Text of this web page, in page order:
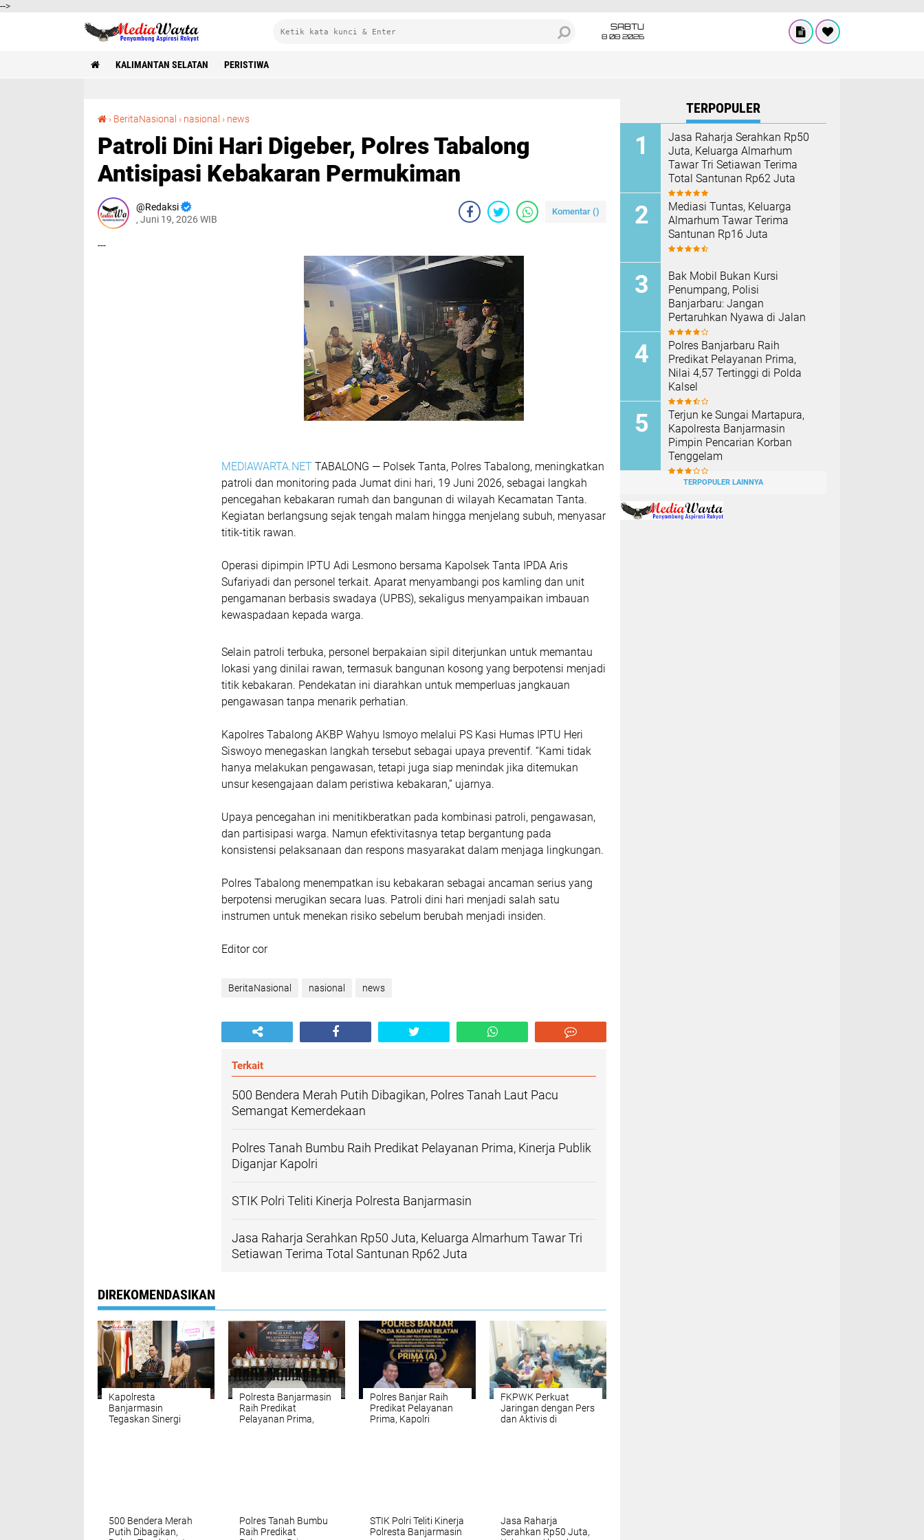
-->
SABTU
8 08 2026
KALIMANTAN SELATAN PERISTIWA
› BeritaNasional › nasional › news
Patroli Dini Hari Digeber, Polres Tabalong
Antisipasi Kebakaran Permukiman
Redaksi
, Juni 19, 2026 WIB
Komentar ()
---
MEDIAWARTA.NET TABALONG — Polsek Tanta, Polres Tabalong, meningkatkan
patroli dan monitoring pada Jumat dini hari, 19 Juni 2026, sebagai langkah
pencegahan kebakaran rumah dan bangunan di wilayah Kecamatan Tanta.
Kegiatan berlangsung sejak tengah malam hingga menjelang subuh, menyasar
titik-titik rawan.
Operasi dipimpin IPTU Adi Lesmono bersama Kapolsek Tanta IPDA Aris
Sufariyadi dan personel terkait. Aparat menyambangi pos kamling dan unit
pengamanan berbasis swadaya (UPBS), sekaligus menyampaikan imbauan
kewaspadaan kepada warga.
Selain patroli terbuka, personel berpakaian sipil diterjunkan untuk memantau
lokasi yang dinilai rawan, termasuk bangunan kosong yang berpotensi menjadi
titik kebakaran. Pendekatan ini diarahkan untuk memperluas jangkauan
pengawasan tanpa menarik perhatian.
Kapolres Tabalong AKBP Wahyu Ismoyo melalui PS Kasi Humas IPTU Heri
Siswoyo menegaskan langkah tersebut sebagai upaya preventif. “Kami tidak
hanya melakukan pengawasan, tetapi juga siap menindak jika ditemukan
unsur kesengajaan dalam peristiwa kebakaran,” ujarnya.
Upaya pencegahan ini menitikberatkan pada kombinasi patroli, pengawasan,
dan partisipasi warga. Namun efektivitasnya tetap bergantung pada
konsistensi pelaksanaan dan respons masyarakat dalam menjaga lingkungan.
Polres Tabalong menempatkan isu kebakaran sebagai ancaman serius yang
berpotensi merugikan secara luas. Patroli dini hari menjadi salah satu
instrumen untuk menekan risiko sebelum berubah menjadi insiden.
Editor cor
BeritaNasional nasional news
Terkait
500 Bendera Merah Putih Dibagikan, Polres Tanah Laut Pacu
Semangat Kemerdekaan
Polres Tanah Bumbu Raih Predikat Pelayanan Prima, Kinerja Publik
Diganjar Kapolri
STIK Polri Teliti Kinerja Polresta Banjarmasin
Jasa Raharja Serahkan Rp50 Juta, Keluarga Almarhum Tawar Tri
Setiawan Terima Total Santunan Rp62 Juta
DIREKOMENDASIKAN
Kapolresta
Banjarmasin
Tegaskan Sinergi
Polresta Banjarmasin
Raih Predikat
Pelayanan Prima,
Polres Banjar Raih
Predikat Pelayanan
Prima, Kapolri
FKPWK Perkuat
Jaringan dengan Pers
dan Aktivis di
500 Bendera Merah
Putih Dibagikan,
Polres Tanah Bumbu
Raih Predikat
STIK Polri Teliti Kinerja
Polresta Banjarmasin
Jasa Raharja
Serahkan Rp50 Juta,
TERPOPULER
Jasa Raharja Serahkan Rp50
Juta, Keluarga Almarhum
Tawar Tri Setiawan Terima
Total Santunan Rp62 Juta
Mediasi Tuntas, Keluarga
Almarhum Tawar Terima
Santunan Rp16 Juta
Bak Mobil Bukan Kursi
Penumpang, Polisi
Banjarbaru: Jangan
Pertaruhkan Nyawa di Jalan
Polres Banjarbaru Raih
Predikat Pelayanan Prima,
Nilai 4,57 Tertinggi di Polda
Kalsel
Terjun ke Sungai Martapura,
Kapolresta Banjarmasin
Pimpin Pencarian Korban
Tenggelam
TERPOPULER LAINNYA